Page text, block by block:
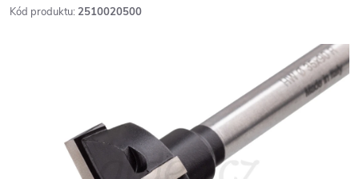
Kód produktu: 2510020500